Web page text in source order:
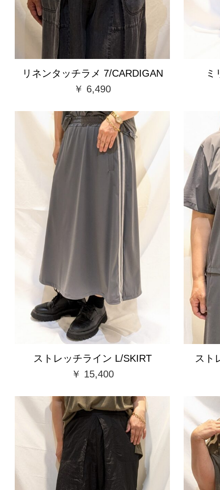
リネンタッチラメ 7/CARDIGAN
￥ 6,490
ミ
ストレッチライン L/SKIRT
￥ 15,400
スト